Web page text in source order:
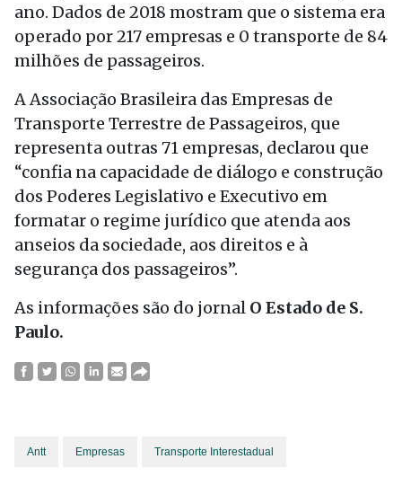
ano. Dados de 2018 mostram que o sistema era
operado por 217 empresas e 0 transporte de 84
milhões de passageiros.
A Associação Brasileira das Empresas de
Transporte Terrestre de Passageiros, que
representa outras 71 empresas, declarou que
“confia na capacidade de diálogo e construção
dos Poderes Legislativo e Executivo em
formatar o regime jurídico que atenda aos
anseios da sociedade, aos direitos e à
segurança dos passageiros”.
As informações são do jornal O Estado de S.
Paulo.
Antt Empresas Transporte Interestadual